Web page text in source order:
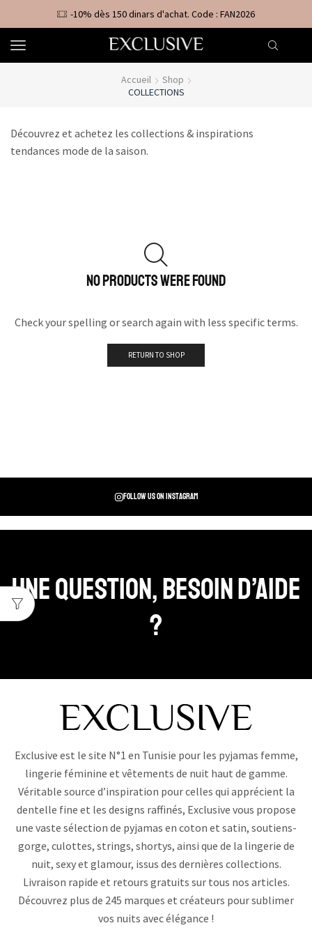
-10% dès 150 dinars d'achat. Code : FAN2026
Accueil
Shop
COLLECTIONS
Découvrez et achetez les collections & inspirations
tendances mode de la saison.
NO PRODUCTS WERE FOUND
Check your spelling or search again with less specific terms.
RETURN TO SHOP
Follow us on instagram
Une question, Besoin d’aide
?
Exclusive est le site N°1 en Tunisie pour les pyjamas femme,
lingerie féminine et vêtements de nuit haut de gamme.
Véritable source d’inspiration pour celles qui apprécient la
dentelle fine et les designs raffinés, Exclusive vous propose
une vaste sélection de pyjamas en coton et satin, soutiens-
gorge, culottes, strings, shortys, ainsi que de la lingerie de
nuit, sexy et glamour, issus des dernières collections.
Livraison rapide et retours gratuits sur tous nos articles.
Découvrez plus de 245 marques et créateurs pour sublimer
vos nuits avec élégance !